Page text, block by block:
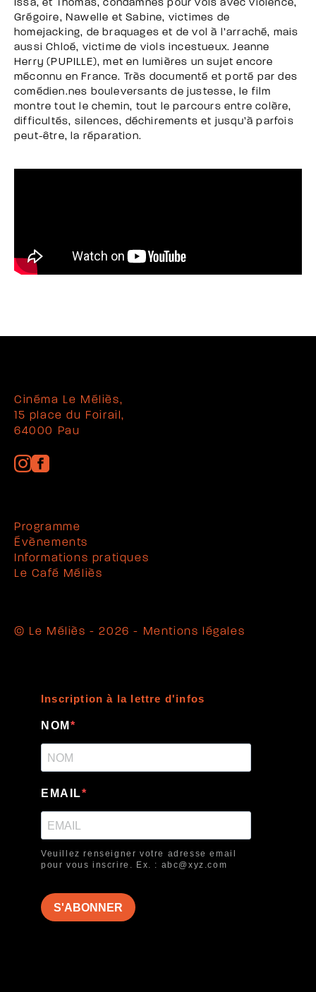
Issa, et Thomas, condamnés pour vols avec violence,
Grégoire, Nawelle et Sabine, victimes de
homejacking, de braquages et de vol à l’arraché, mais
aussi Chloé, victime de viols incestueux. Jeanne
Herry (PUPILLE), met en lumières un sujet encore
méconnu en France. Très documenté et porté par des
comédien.nes bouleversants de justesse, le film
montre tout le chemin, tout le parcours entre colère,
difficultés, silences, déchirements et jusqu’à parfois
peut-être, la réparation.
Cinéma Le Méliès,
15 place du Foirail,
64000 Pau
Programme
Évènements
Informations pratiques
Le Café Méliès
© Le Méliès - 2026 - Mentions légales
Inscription à la lettre d'infos
NOM
EMAIL
Veuillez renseigner votre adresse email
pour vous inscrire. Ex. : abc@xyz.com
S'ABONNER